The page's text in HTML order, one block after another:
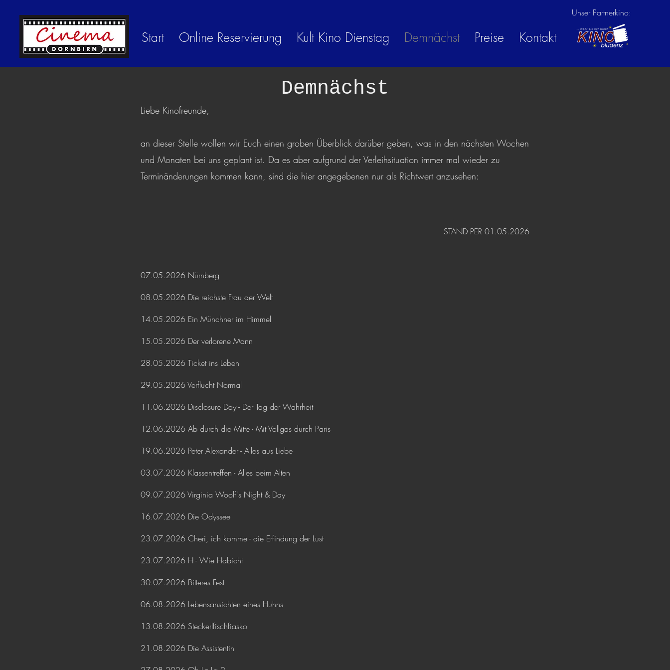
Unser Partnerkino:
Start Online Reservierung Kult Kino Dienstag Demnächst Preise Kontakt
Demnächst
Liebe Kinofreunde,
an dieser Stelle wollen wir Euch einen groben Überblick darüber geben, was in den nächsten Wochen
und Monaten bei uns geplant ist. Da es aber aufgrund der Verleihsituation immer mal wieder zu
Terminänderungen kommen kann, sind die hier angegebenen nur als Richtwert anzusehen:
STAND PER 01.05.2026
​​07.05.2026 Nürnberg
08.05.2026 Die reichste Frau der Welt
14.05.2026 Ein Münchner im Himmel
15.05.2026 Der verlorene Mann
28.05.2026 Ticket ins Leben
29.05.2026 Verflucht Normal
11.06.2026 Disclosure Day - Der Tag der Wahrheit
12.06.2026 Ab durch die Mitte - Mit Vollgas durch Paris
19.06.2026 Peter Alexander - Alles aus Liebe
03.07.2026 Klassentreffen - Alles beim Alten
09.07.2026 Virginia Woolf's Night & Day
16.07.2026 Die Odyssee
23.07.2026 Cheri, ich komme - die Erfindung der Lust
23.07.2026 H - Wie Habicht
30.07.2026 Bitteres Fest
06.08.2026 Lebensansichten eines Huhns
13.08.2026 Steckerlfischfiasko
21.08.2026 Die Assistentin